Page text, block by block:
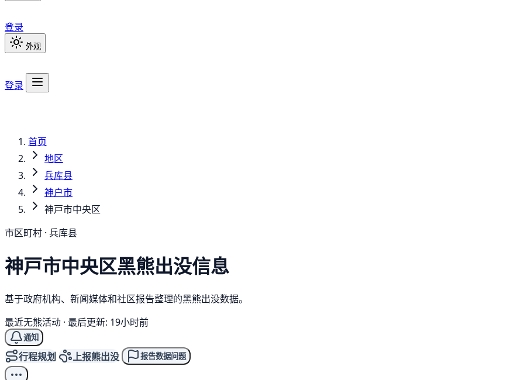
登录
外观
登录
首页
地区
兵库县
神户市
神戸市中央区
市区町村 · 兵库县
神戸市中央区黑熊出没信息
基于政府机构、新闻媒体和社区报告整理的黑熊出没数据。
最近无熊活动 · 最后更新: 19小时前
通知
行程规划 上报熊出没 报告数据问题